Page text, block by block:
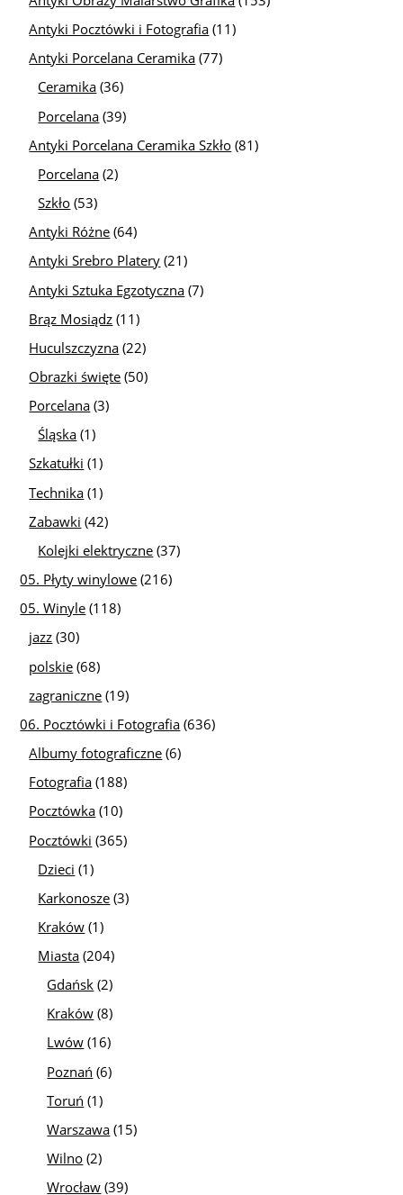
Antyki Pocztówki i Fotografia (11)
Antyki Porcelana Ceramika (77)
Ceramika (36)
Porcelana (39)
Antyki Porcelana Ceramika Szkło (81)
Porcelana (2)
Szkło (53)
Antyki Różne (64)
Antyki Srebro Platery (21)
Antyki Sztuka Egzotyczna (7)
Brąz Mosiądz (11)
Huculszczyzna (22)
Obrazki święte (50)
Porcelana (3)
Śląska (1)
Szkatułki (1)
Technika (1)
Zabawki (42)
Kolejki elektryczne (37)
05. Płyty winylowe (216)
05. Winyle (118)
jazz (30)
polskie (68)
zagraniczne (19)
06. Pocztówki i Fotografia (636)
Albumy fotograficzne (6)
Fotografia (188)
Pocztówka (10)
Pocztówki (365)
Dzieci (1)
Karkonosze (3)
Kraków (1)
Miasta (204)
Gdańsk (2)
Kraków (8)
Lwów (16)
Poznań (6)
Toruń (1)
Warszawa (15)
Wilno (2)
Wrocław (39)